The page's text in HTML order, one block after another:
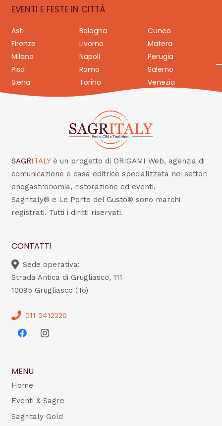
EVENTI E FESTE IN CITTÀ
Asti Bologna
Cuneo
Firenze
Livorno
Matera
Milano
Napoli
Perugia
Pisa
Roma
Salerno
Siena
Torino Venezia
SAGRITALY è un progetto di ORIGAMI Web, agenzia di
comunicazione e casa editrice specializzata nei settori
enogastronomia, ristorazione ed eventi.
Sagritaly® e Le Porte del Gusto® sono marchi
registrati. Tutti i diritti riservati.
CONTATTI
Sede operativa:
Strada Antica di Grugliasco, 111
10095 Grugliasco (To)
011 0412220
MENU
Home
Eventi & Sagre
Sagritaly Gold